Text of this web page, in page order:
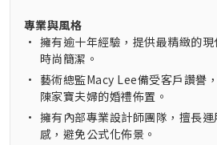
專業與風格
• 擁有逾十年經驗，提供最精緻的
時尚簡潔。
• 藝術總監Macy Lee備受客戶讚譽
陳家寶夫婦的婚禮佈置。
• 擁有內部專業設計師團隊，擅長
感，避免公式化佈景。